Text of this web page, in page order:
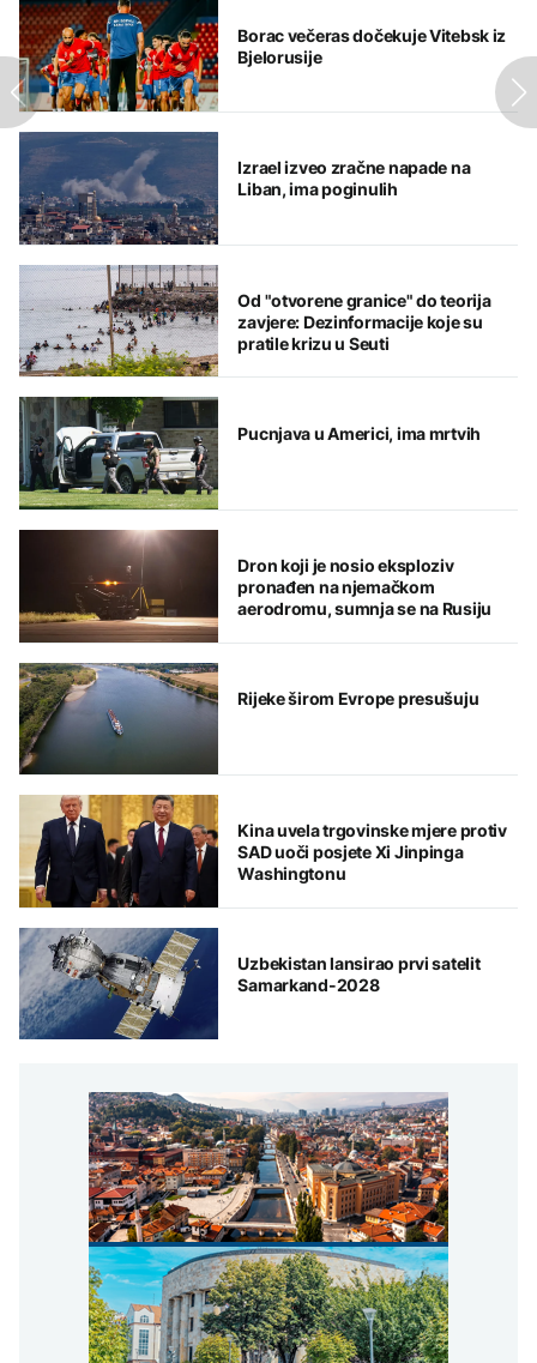
Borac večeras dočekuje Vitebsk iz
Bjelorusije
Izrael izveo zračne napade na
Liban, ima poginulih
Od "otvorene granice" do teorija
zavjere: Dezinformacije koje su
pratile krizu u Seuti
Pucnjava u Americi, ima mrtvih
Dron koji je nosio eksploziv
pronađen na njemačkom
aerodromu, sumnja se na Rusiju
Rijeke širom Evrope presušuju
Kina uvela trgovinske mjere protiv
SAD uoči posjete Xi Jinpinga
Washingtonu
Uzbekistan lansirao prvi satelit
Samarkand-2028